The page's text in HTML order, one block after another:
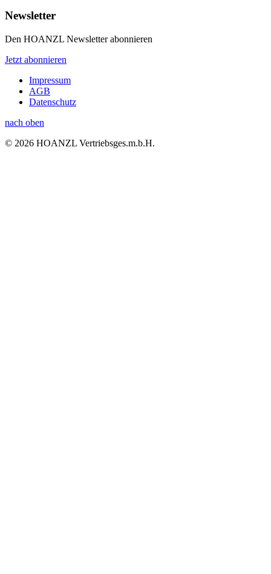
Newsletter
Den HOANZL Newsletter abonnieren
Jetzt abonnieren
Impressum
AGB
Datenschutz
nach oben
© 2026 HOANZL Vertriebsges.m.b.H.